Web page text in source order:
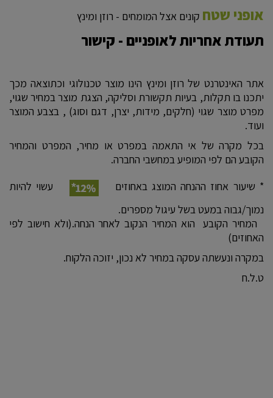
אופני שטח קונים אצל המומחים - רוזן ומינץ
תעודת אחריות לאופניים - קישור
אתר האינטרנט של רוזן ומינץ הינו מוצר טכנולוגי וכתוצאה מכך
יתכנו בו תקלות, בעיות תקשורת וסליקה, הצגת מוצר במחיר שגוי,
מפרט מוצר שגוי (חלקים, מידות, יצרן, דגם וסוג) , בצבע המוצר
ועוד.
בכל מקרה של אי התאמה במפרט או מחיר, המפרט והמחיר
הקובע הם לפי המופיע במחשבי החברה.
* שיעור אחוז ההנחה המוצג באחוזים
עשוי להיות
נמוך/גבוה במעט בשל עיגול מספרים.
המחיר הקובע הוא המחיר הנקוב לאחר הנחה.(ולא חישוב לפי
האחוזים)
במקרה ונעשתה עסקה במחיר לא נכון, יזוכה הלקוח.
ט.ל.ח